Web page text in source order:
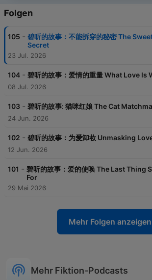
Folgen
105 - 碧听的故事：不能拆穿的秘密 The
Secret
23 Jul. 2026
104 - 碧听的故事：爱情的重量 What Love Is
08 Jul. 2026
103 - 碧听的故事: 猫咪红娘 The Cat
24 Jun. 2026
102 - 碧听的故事：为爱卸妆 Unmasking
12 Jun. 2026
101 - 碧听的故事：爱的使唤 The Last Thing
For
29 Mai 2026
Mehr Folgen anzeigen
Mehr Fiktion-Podcasts